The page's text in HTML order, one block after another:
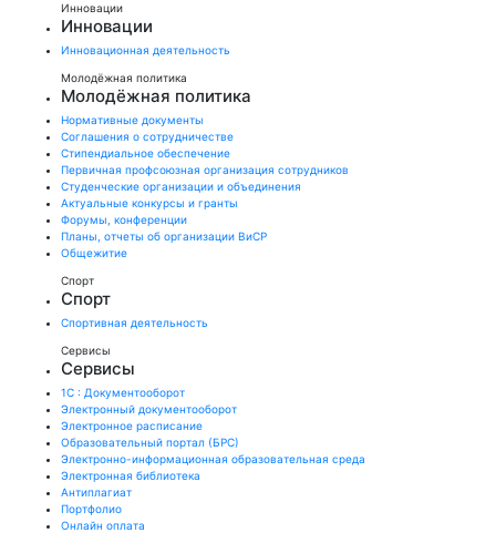
Инновации
Инновации
Инновационная деятельность
Молодёжная политика
Молодёжная политика
Нормативные документы
Соглашения о сотрудничестве
Стипендиальное обеспечение
Первичная профсоюзная организация сотрудников
Студенческие организации и объединения
Актуальные конкурсы и гранты
Форумы, конференции
Планы, отчеты об организации ВиСР
Общежитие
Спорт
Спорт
Спортивная деятельность
Сервисы
Сервисы
1С : Документооборот
Электронный документооборот
Электронное расписание
Образовательный портал (БРС)
Электронно-информационная образовательная среда
Электронная библиотека
Антиплагиат
Портфолио
Онлайн оплата